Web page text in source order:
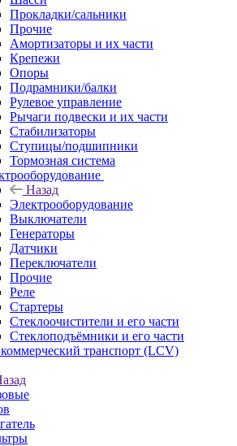
Прокладки/сальники
Прочие
Амортизаторы и их части
Крепежи
Опоры
Подрамники/балки
Рулевое управление
Рычаги подвески и их части
Стабилизаторы
Ступицы/подшипники
Тормозная система
Назад
Электрооборудование
Выключатели
Генераторы
Датчики
Переключатели
Прочие
Реле
Стартеры
Стеклоочистители и его части
Стеклоподъёмники и его части
транспорт (LCV)